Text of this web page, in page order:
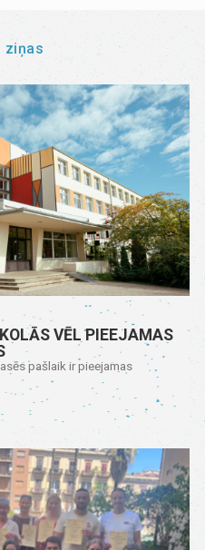
ziņas
VĒL PIEEJAMAS
pašlaik ir pieejamas